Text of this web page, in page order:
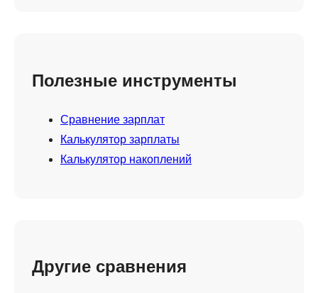
Полезные инструменты
Сравнение зарплат
Калькулятор зарплаты
Калькулятор накоплений
Другие сравнения